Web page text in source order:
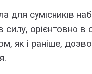
для сумісників
силу, орієнтовно
як і раніше,